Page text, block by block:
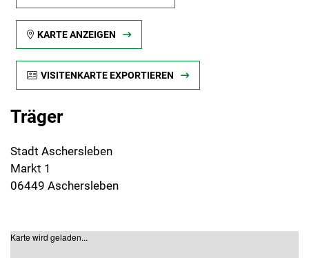
KARTE ANZEIGEN
VISITENKARTE EXPORTIEREN
Träger
Stadt Aschersleben
Markt 1
06449 Aschersleben
Karte wird geladen...